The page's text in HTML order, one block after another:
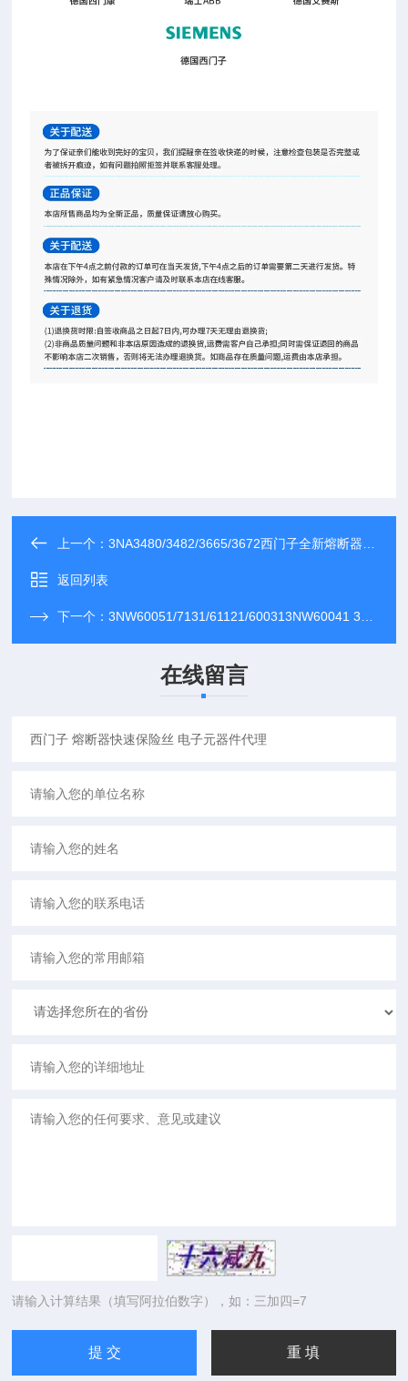
上一个：3NA3480/3482/3665/3672西门子全新熔断器快速保险丝 直供现货可选
返回列表
下一个：3NW60051/7131/61121/600313NW60041 3NW系列 西门子保险丝快速熔断器
在线留言
请输入计算结果（填写阿拉伯数字），如：三加四=7